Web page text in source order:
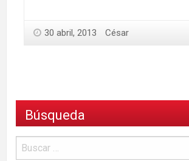
30 abril, 2013 César
Búsqueda